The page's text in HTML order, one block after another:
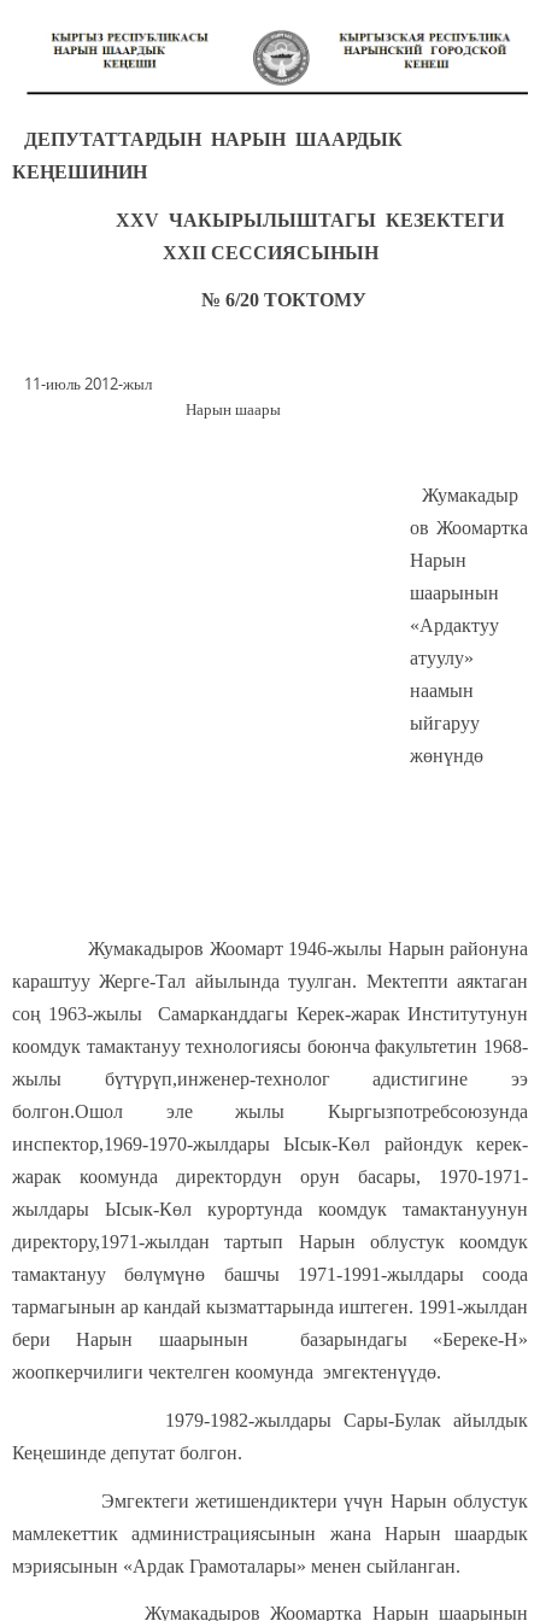
ДЕПУТАТТАРДЫН НАРЫН ШААРДЫК
КЕҢЕШИНИН
XXV ЧАКЫРЫЛЫШТАГЫ КЕЗЕКТЕГИ
XXII СЕССИЯСЫНЫН
№ 6/20 ТОКТОМУ
11-июль 2012-жыл
Нарын шаары
Жумакадыр
ов Жоомартка
Нарын
шаарынын
«Ардактуу
атуулу»
наамын
ыйгаруу
жөнүндө
Жумакадыров Жоомарт 1946-жылы Нарын районуна
караштуу Жерге-Тал айылында туулган. Мектепти аяктаган
соң 1963-жылы Самарканддагы Керек-жарак Институтунун
коомдук тамактануу технологиясы боюнча факультетин 1968-
жылы бүтүрүп,инженер-технолог адистигине ээ
болгон.Ошол эле жылы Кыргызпотребсоюзунда
инспектор,1969-1970-жылдары Ысык-Көл райондук керек-
жарак коомунда директордун орун басары, 1970-1971-
жылдары Ысык-Көл курортунда коомдук тамактануунун
директору,1971-жылдан тартып Нарын облустук коомдук
тамактануу бөлүмүнө башчы 1971-1991-жылдары соода
тармагынын ар кандай кызматтарында иштеген. 1991-жылдан
бери Нарын шаарынын базарындагы «Береке-Н»
жоопкерчилиги чектелген коомунда эмгектенүүдө.
1979-1982-жылдары Сары-Булак айылдык
Кеңешинде депутат болгон.
Эмгектеги жетишендиктери үчүн Нарын облустук
мамлекеттик администрациясынын жана Нарын шаардык
мэриясынын «Ардак Грамоталары» менен сыйланган.
Жумакадыров Жоомартка Нарын шаарынын